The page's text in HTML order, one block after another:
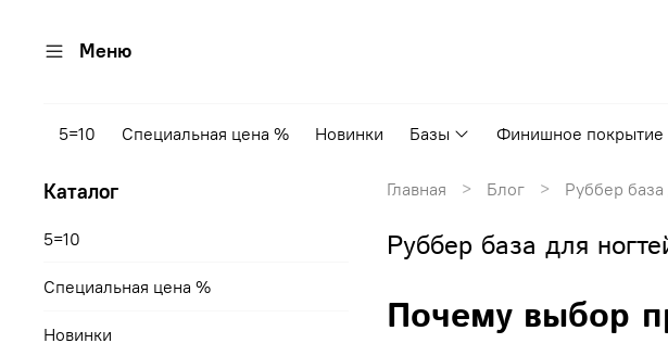
Меню
5=10 Специальная цена % Новинки Базы Финишное покрытие
Главная Блог Руббер база
Руббер база для
Почему выбор
Каталог
5=10
Специальная цена %
Новинки